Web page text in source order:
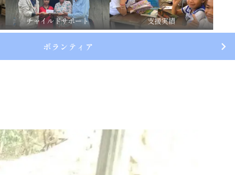
チャイルドサポート 支援実績
ボランティア